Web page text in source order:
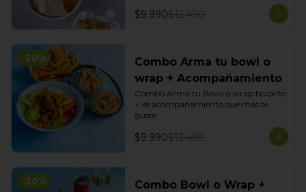
$9.990$12.490
-20%
Combo Arma tu bowl o
wrap + Acompañamiento
Combo Arma tu Bowl o wrap favorito
+  el acompañamiento que mas te
guste
$9.990$12.490
-20%
Combo Bowl o Wrap +